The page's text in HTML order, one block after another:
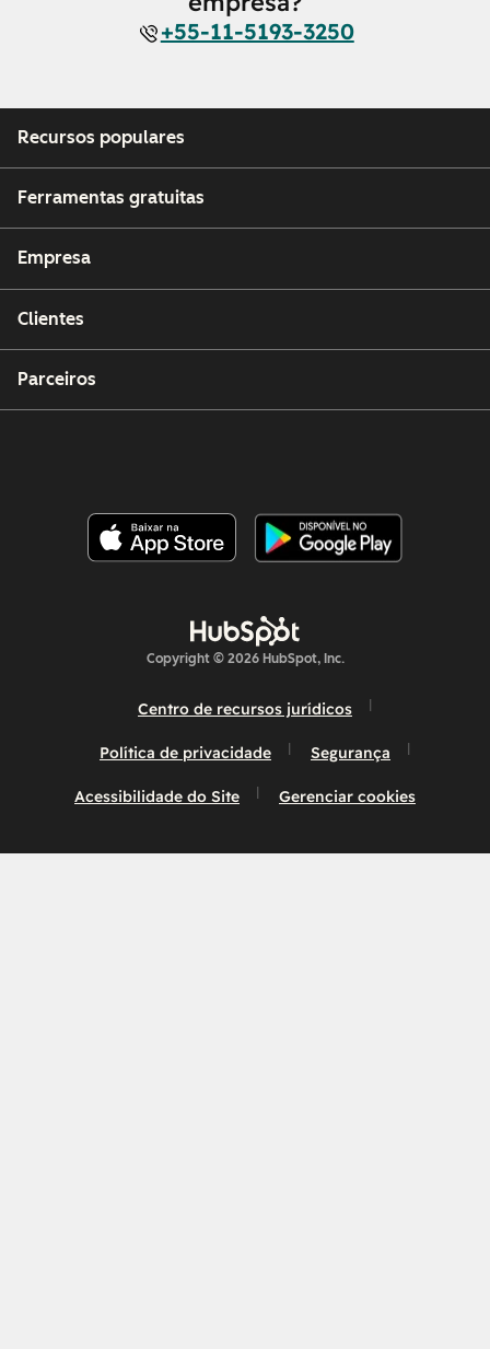
+55-11-5193-3250
Recursos populares
Ferramentas gratuitas
Empresa
Clientes
Parceiros
Copyright © 2026 HubSpot, Inc.
Centro de recursos jurídicos
Política de privacidade Segurança
Acessibilidade do Site Gerenciar cookies